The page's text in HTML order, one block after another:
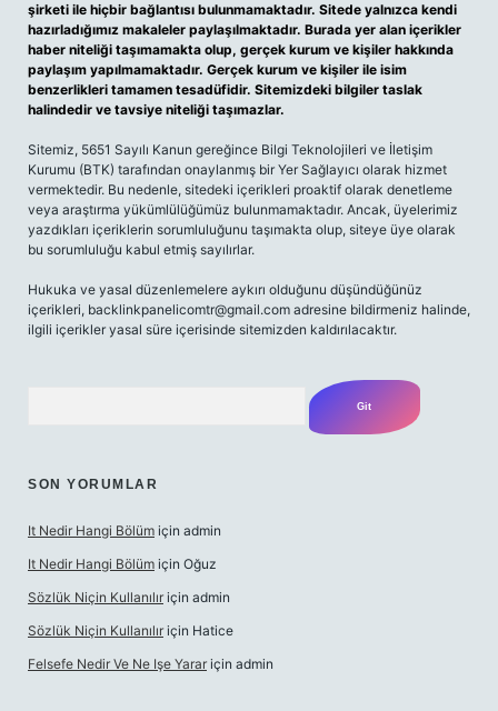
şirketi ile hiçbir bağlantısı bulunmamaktadır. Sitede yalnızca kendi
hazırladığımız makaleler paylaşılmaktadır. Burada yer alan içerikler
haber niteliği taşımamakta olup, gerçek kurum ve kişiler hakkında
paylaşım yapılmamaktadır. Gerçek kurum ve kişiler ile isim
benzerlikleri tamamen tesadüfidir. Sitemizdeki bilgiler taslak
halindedir ve tavsiye niteliği taşımazlar.
Sitemiz, 5651 Sayılı Kanun gereğince Bilgi Teknolojileri ve İletişim
Kurumu (BTK) tarafından onaylanmış bir Yer Sağlayıcı olarak hizmet
vermektedir. Bu nedenle, sitedeki içerikleri proaktif olarak denetleme
veya araştırma yükümlülüğümüz bulunmamaktadır. Ancak, üyelerimiz
yazdıkları içeriklerin sorumluluğunu taşımakta olup, siteye üye olarak
bu sorumluluğu kabul etmiş sayılırlar.
Hukuka ve yasal düzenlemelere aykırı olduğunu düşündüğünüz
içerikleri, backlinkpanelicomtr@gmail.com adresine bildirmeniz halinde,
ilgili içerikler yasal süre içerisinde sitemizden kaldırılacaktır.
SON YORUMLAR
It Nedir Hangi Bölüm için admin
It Nedir Hangi Bölüm için Oğuz
Sözlük Niçin Kullanılır için admin
Sözlük Niçin Kullanılır için Hatice
Felsefe Nedir Ve Ne Işe Yarar için admin